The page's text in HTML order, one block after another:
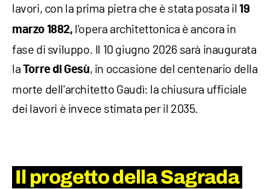
lavori, con la prima pietra che è stata posata il19
marzo 1882, l'opera architettonica è ancora in
fase di sviluppo. Il 10 giugno 2026 sarà inaugurata
la Torre di Gesù, in occasione del centenario della
morte dell'architetto Gaudì: la chiusura ufficiale
dei lavori è invece stimata per il 2035.
Il progetto della Sagrada